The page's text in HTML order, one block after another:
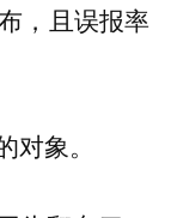
，且误报率
象。